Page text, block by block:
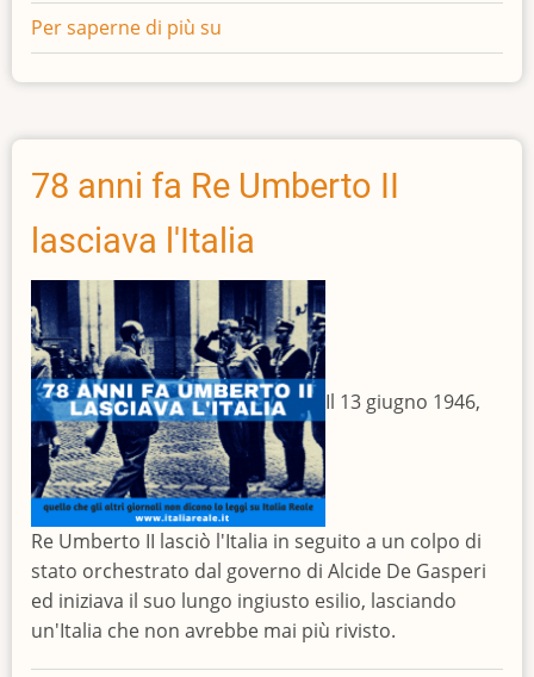
Per saperne di più su
anni
fa
Umberto
II
lasciava
l'Italia
78 anni fa Re Umberto II
lasciava l'Italia
Il 13 giugno 1946,
Re Umberto II lasciò l'Italia in seguito a un colpo di
stato orchestrato dal governo di Alcide De Gasperi
ed iniziava il suo lungo ingiusto esilio, lasciando
un'Italia che non avrebbe mai più rivisto.